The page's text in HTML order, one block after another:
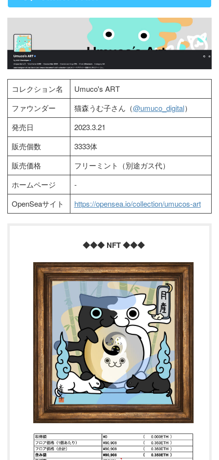
コレクション名
Umuco's ART
ファウンダー
猫森うむ子さん（@umuco_digital）
発売日
2023.3.21
販売個数
3333体
販売価格
フリーミント（別途ガス代）
ホームページ
-
OpenSeaサイト
https://opensea.io/collection/umucos-art
◆◆◆ NFT ◆◆◆